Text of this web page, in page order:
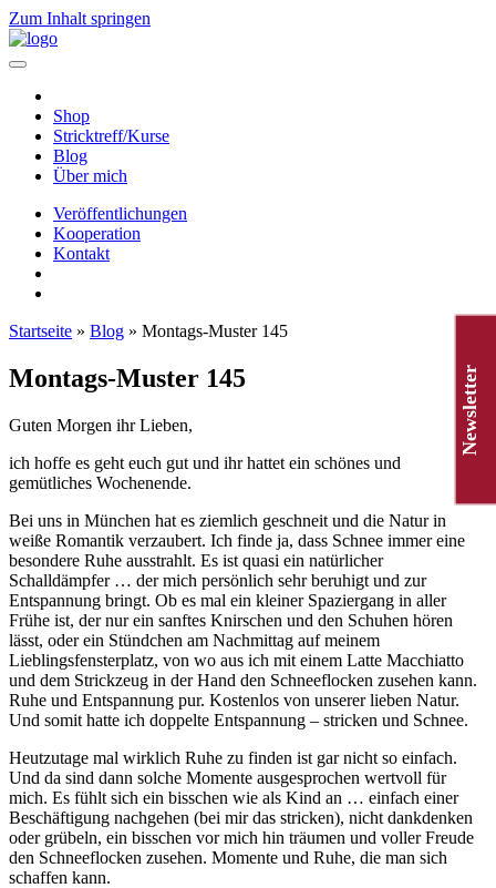
Zum Inhalt springen
Hauptnavigation
Shop
Stricktreff/Kurse
Blog
Über mich
Veröffentlichungen
Kooperation
Kontakt
Startseite » Blog » Montags-Muster 145
Montags-Muster 145
Guten Morgen ihr Lieben,
ich hoffe es geht euch gut und ihr hattet ein schönes und
gemütliches Wochenende.
Bei uns in München hat es ziemlich geschneit und die Natur in
weiße Romantik verzaubert. Ich finde ja, dass Schnee immer eine
besondere Ruhe ausstrahlt. Es ist quasi ein natürlicher
Schalldämpfer … der mich persönlich sehr beruhigt und zur
Entspannung bringt. Ob es mal ein kleiner Spaziergang in aller
Frühe ist, der nur ein sanftes Knirschen und den Schuhen hören
lässt, oder ein Stündchen am Nachmittag auf meinem
Lieblingsfensterplatz, von wo aus ich mit einem Latte Macchiatto
und dem Strickzeug in der Hand den Schneeflocken zusehen kann.
Ruhe und Entspannung pur. Kostenlos von unserer lieben Natur.
Und somit hatte ich doppelte Entspannung – stricken und Schnee.
Heutzutage mal wirklich Ruhe zu finden ist gar nicht so einfach.
Und da sind dann solche Momente ausgesprochen wertvoll für
mich. Es fühlt sich ein bisschen wie als Kind an … einfach einer
Beschäftigung nachgehen (bei mir das stricken), nicht dankdenken
oder grübeln, ein bisschen vor mich hin träumen und voller Freude
den Schneeflocken zusehen. Momente und Ruhe, die man sich
schaffen kann.
Newsletter